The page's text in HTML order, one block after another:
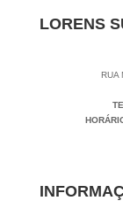
LORENS
RUA